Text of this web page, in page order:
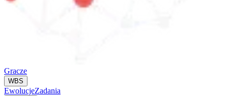
Gracze
WBS
EwolucjeZadania